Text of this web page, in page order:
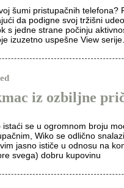
šumi pristupačnih
da podigne svoj tržišni
s jedne strane počinju
izuzetno uspešne View
iz ozbiljne
istaći se u ogromnom broju
Wiko se odlično
jasno ističe u odnosu na
svega) dobru kupovinu